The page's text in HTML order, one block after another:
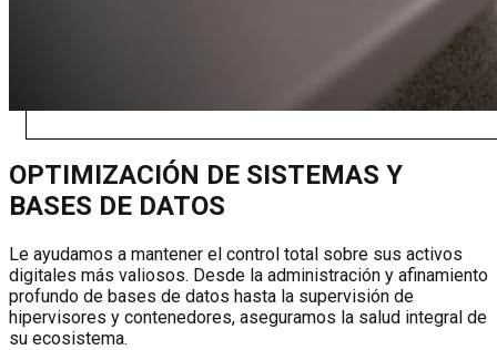
OPTIMIZACIÓN DE SISTEMAS Y
BASES DE DATOS
Le ayudamos a mantener el control total sobre sus activos
digitales más valiosos. Desde la administración y afinamiento
profundo de bases de datos hasta la supervisión de
hipervisores y contenedores, aseguramos la salud integral de
su ecosistema.